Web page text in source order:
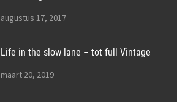
augustus 17, 2017
Life in the slow lane – tot full Vintage
maart 20, 2019